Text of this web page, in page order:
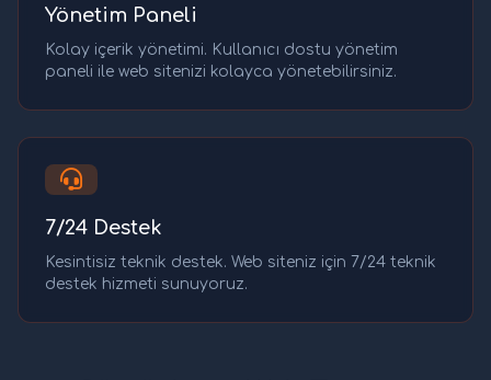
Yönetim Paneli
Kolay içerik yönetimi. Kullanıcı dostu yönetim
paneli ile web sitenizi kolayca yönetebilirsiniz.
7/24 Destek
Kesintisiz teknik destek. Web siteniz için 7/24 teknik
destek hizmeti sunuyoruz.